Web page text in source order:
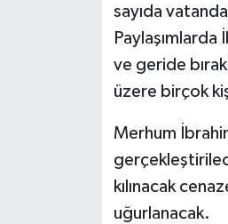
sayıda
Paylaşımlarda
ve geride
üzere birçok
Merhum
kılınacak
uğurlanacak.